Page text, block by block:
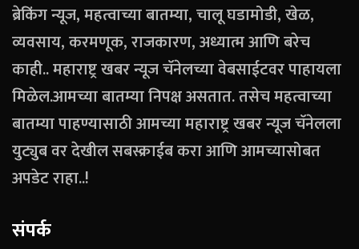
ब्रेकिंग न्यूज, महत्वाच्या बातम्या, चालू घडामोडी, खेळ,
व्यवसाय, करमणूक, राजकारण, अध्यात्म आणि बरेच
काही.. महाराष्ट्र खबर न्यूज चॅनेलच्या वेबसाईटवर पाहायला
मिळेल.आमच्या बातम्या निपक्ष असतात. तसेच महत्वाच्या
बातम्या पाहण्यासाठी आमच्या महाराष्ट्र खबर न्यूज चॅनेलला
युट्युब वर देखील सबस्क्राईब करा आणि आमच्यासोबत
अपडेट राहा..!
संपर्क